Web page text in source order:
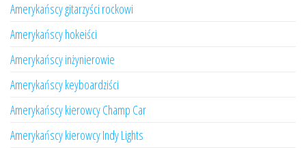
Amerykańscy gitarzyści rockowi
Amerykańscy hokeiści
Amerykańscy inżynierowie
Amerykańscy keyboardziści
Amerykańscy kierowcy Champ Car
Amerykańscy kierowcy Indy Lights